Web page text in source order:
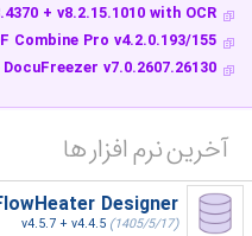
+ v8.2.15.1010 with OCR
Combine Pro v4.2.0.193/155
DocuFreezer v7.0.2607.26130
آخرین نرم افزار ها
Designer
v4.5.7 + v4.4.5 (1405/5/17)